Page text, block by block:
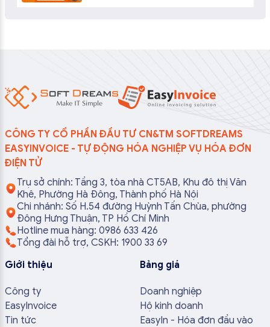
CÔNG TY CỔ PHẦN ĐẦU TƯ CN&TM SOFTDREAMS
EASYINVOICE - TỰ ĐỘNG HÓA NGHIỆP VỤ HÓA ĐƠN
ĐIỆN TỬ
Trụ sở chính: Tầng 3, tòa nhà CT5AB, Khu đô thị Văn
Khê, Phường Hà Đông, Thành phố Hà Nội
Chi nhánh: Số H.54 đường Huỳnh Tấn Chùa, phường
Đông Hưng Thuận, TP Hồ Chí Minh
Hotline mua hàng: 0986 633 426
Tổng đài hỗ trợ, CSKH: 1900 33 69
Giới thiệu
Công ty
EasyInvoice
Tin tức
Bảng giá
Doanh nghiệp
Hộ kinh doanh
EasyIn - Hóa đơn đầu vào